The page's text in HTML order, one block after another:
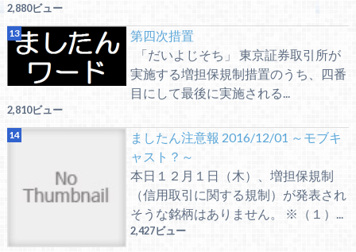
2,880ビュー
第四次措置
「だいよじそち」 東京証券取引所が
実施する増担保規制措置のうち、四番
目にして最後に実施される...
2,810ビュー
ましたん注意報 2016/12/01 ～モブキ
ャスト？～
本日１２月１日（木）、増担保規制
（信用取引に関する規制）が発表され
そうな銘柄はありません。 ※（１）...
2,427ビュー